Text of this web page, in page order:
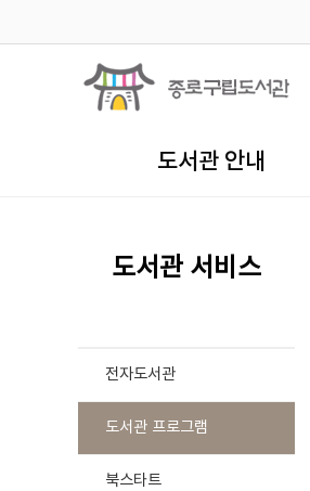
도서관 안내
도서관 서비스
전자도서관
도서관 프로그램
북스타트